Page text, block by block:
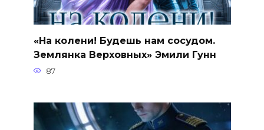
«На колени! Будешь нам сосудом.
Землянка Верховных» Эмили Гунн
87